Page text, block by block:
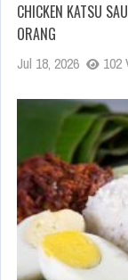
CHICKEN KATSU
ORANG
Jul 18, 2026 102